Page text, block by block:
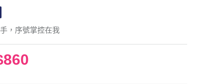
，序號掌控在我